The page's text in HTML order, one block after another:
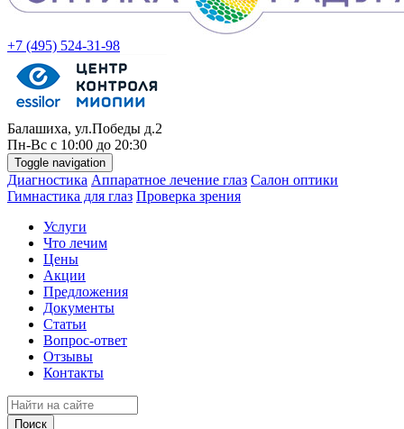
+7 (495) 524-31-98
Балашиха, ул.Победы д.2
Пн-Вс с 10:00 до 20:30
Toggle navigation
Диагностика Аппаратное лечение глаз Салон оптики
Гимнастика для глаз Проверка зрения
Услуги
Что лечим
Цены
Акции
Предложения
Документы
Статьи
Вопрос-ответ
Отзывы
Контакты